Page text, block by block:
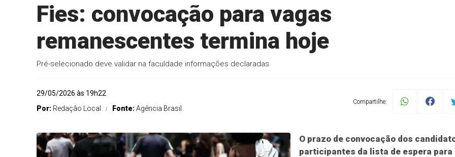
Fies: convocação para vagas
remanescentes termina hoje
Pré-selecionado deve validar na faculdade informações declaradas
29/05/2026 às 19h22
Por: Redaçâo Local Fonte:Agência Brasil
Compartilhe:
O prazo de convocação dos
participantes da lista de espera para